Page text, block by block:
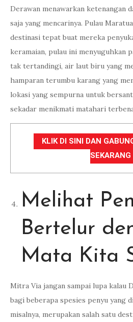
Derawan menawarkan ketenangan
saja yang mencarinya. Pulau
destinasi tepat buat mereka
keramaian, pulau ini menyuguhkan
tak tertandingi, air laut biru yang
hamparan terumbu karang yang
lokasi yang sempurna untuk
sekadar menikmati matahari
KLIK DI SINI DAN
SEKARANG
Melihat
Bertelur
Mata Kita
Mitra Via jangan sampai lupa kalau
bagi beberapa spesies penyu yang
misalnya, merupakan salah satu